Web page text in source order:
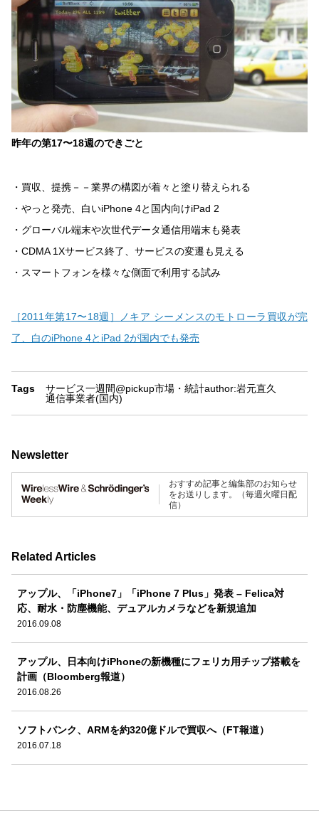
昨年の第17〜18週のできごと
・買収、提携－－業界の構図が着々と塗り替えられる
・やっと発売、白いiPhone 4と国内向けiPad 2
・グローバル端末や次世代データ通信用端末も発表
・CDMA 1Xサービス終了、サービスの変遷も見える
・スマートフォンを様々な側面で利用する試み
［2011年第17〜18週］ノキア シーメンスのモトローラ買収が完
了、白のiPhone 4とiPad 2が国内でも発売
Tags サービス一週間@pickup市場・統計author:岩元直久
通信事業者(国内)
Newsletter
おすすめ記事と編集部のお知らせ
をお送りします。（毎週火曜日配
信）
Related Articles
アップル、「iPhone7」「iPhone 7 Plus」発表 – Felica対
応、耐水・防塵機能、デュアルカメラなどを新規追加
2016.09.08
アップル、日本向けiPhoneの新機種にフェリカ用チップ搭載を
計画（Bloomberg報道）
2016.08.26
ソフトバンク、ARMを約320億ドルで買収へ（FT報道）
2016.07.18